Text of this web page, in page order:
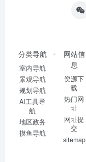
分类导航
室内导航
景观导航
规划导航
AI工具导
航
地区政务
摸鱼导航
网站信
息
资源下
载
热门网
址
网址提
交
sitemap